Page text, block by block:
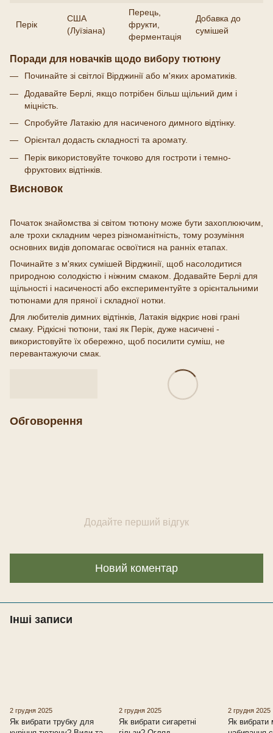
Перік
США
(Луїзіана)
Перець,
фрукти,
ферментація
Добавка до
сумішей
Поради для новачків щодо вибору тютюну
Починайте зі світлої Вірджинії або м'яких ароматиків.
Додавайте Берлі, якщо потрібен більш щільний дим і
міцність.
Спробуйте Латакію для насиченого димного відтінку.
Орієнтал додасть складності та аромату.
Перік використовуйте точково для гостроти і темно-
фруктових відтінків.
Висновок
Початок знайомства зі світом тютюну може бути захоплюючим,
але трохи складним через різноманітність, тому розуміння
основних видів допомагає освоїтися на ранніх етапах.
Починайте з м'яких сумішей Вірджинії, щоб насолодитися
природною солодкістю і ніжним смаком. Додавайте Берлі для
щільності і насиченості або експериментуйте з орієнтальними
тютюнами для пряної і складної нотки.
Для любителів димних відтінків, Латакія відкриє нові грані
смаку. Рідкісні тютюни, такі як Перік, дуже насичені -
використовуйте їх обережно, щоб посилити суміш, не
перевантажуючи смак.
Обговорення
Додайте перший відгук
Новий коментар
Інші записи
2 грудня 2025
Як вибрати трубку для
2 грудня 2025
Як вибрати сигаретні
2 грудня 2025
Як